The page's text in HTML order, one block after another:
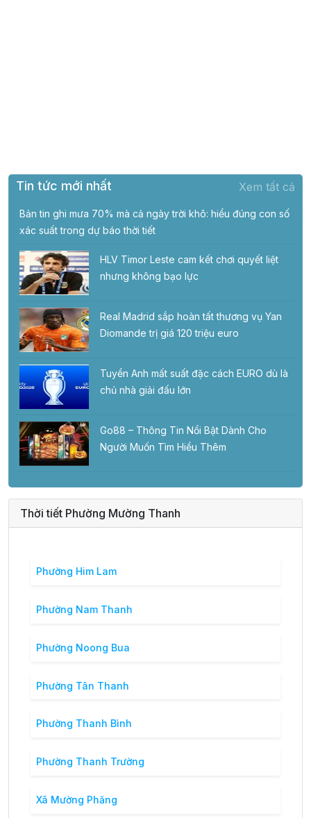
Tin tức mới nhất Xem tất cả
Bản tin ghi mưa 70% mà cả ngày trời khô: hiểu đúng con số
xác suất trong dự báo thời tiết
HLV Timor Leste cam kết chơi quyết liệt
nhưng không bạo lực
Real Madrid sắp hoàn tất thương vụ Yan
Diomande trị giá 120 triệu euro
Tuyển Anh mất suất đặc cách EURO dù là
chủ nhà giải đấu lớn
Go88 – Thông Tin Nổi Bật Dành Cho
Người Muốn Tìm Hiểu Thêm
Thời tiết Phường Mường Thanh
Phường Him Lam
Phường Nam Thanh
Phường Noong Bua
Phường Tân Thanh
Phường Thanh Bình
Phường Thanh Trường
Xã Mường Phăng